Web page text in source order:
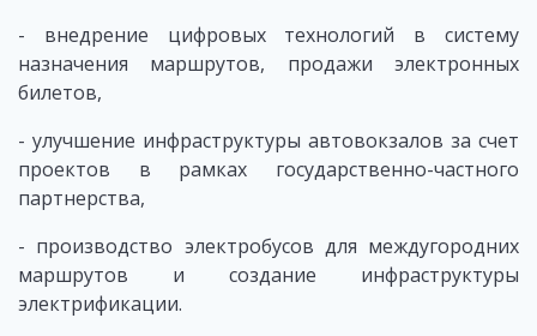
- внедрение цифровых технологий в систему
назначения маршрутов, продажи электронных
билетов,
- улучшение инфраструктуры автовокзалов за счет
проектов в рамках государственно-частного
партнерства,
- производство электробусов для междугородних
маршрутов и создание инфраструктуры
электрификации.